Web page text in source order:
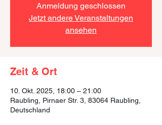
Anmeldung geschlossen
Jetzt andere Veranstaltungen
ansehen
Zeit & Ort
10. Okt. 2025, 18:00 – 21:00
Raubling, Pirnaer Str. 3, 83064 Raubling,
Deutschland